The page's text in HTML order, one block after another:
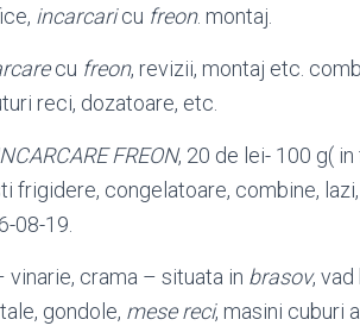
incarcaricu freon. montaj.
cu freon, revizii, montaj etc.
reci, dozatoare, etc.
FREON, 20 de lei- 100 g(
frigidere, congelatoare, combine, lazi,
08-19.
crama – situata in brasov,
gondole, mese reci, masini cuburi